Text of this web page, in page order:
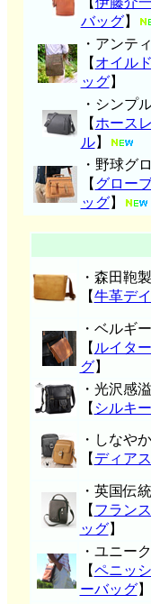
バッグ】
・アンテ
【 オイル
ッグ】
・シンプ
【 ホース
ル】
・野球グ
【 グロー
ッグ】
・森田鞄
【牛革デ
・ベルギ
【 ルイタ
グ】
・光沢感
【 シルキ
・しなや
【 ディア
・英国伝
【 フラン
ッグ】
・ユニー
【ペニッ
ーバッグ】